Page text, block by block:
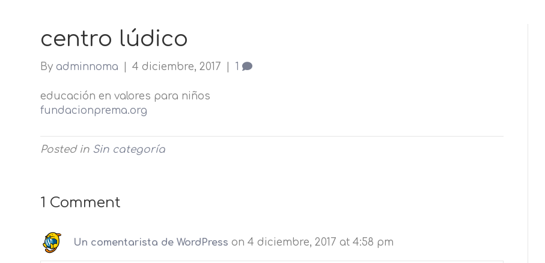
centro lúdico
Byadminnoma 4 diciembre, 2017 1
educación en valores para niños
fundacionprema.org
Posted in Sin categoría
1 Comment
Un comentarista de WordPress on 4 diciembre, 2017 at 4:58 pm